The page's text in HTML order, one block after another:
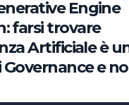
Engine
farsi trovare
Artificiale è
e